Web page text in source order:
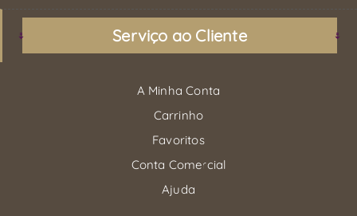
Serviço ao Cliente
A Minha Conta
Carrinho
Favoritos
Conta Comercial
Ajuda